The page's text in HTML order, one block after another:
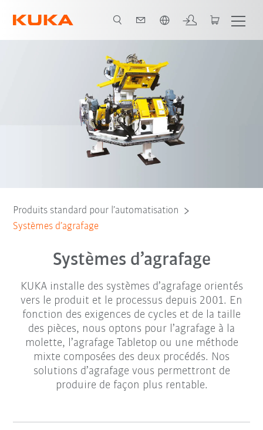
Produits standard pour l’automatisation
Systèmes d’agrafage
Systèmes d’agrafage
KUKA installe des systèmes d’agrafage orientés
vers le produit et le processus depuis 2001. En
fonction des exigences de cycles et de la taille
des pièces, nous optons pour l’agrafage à la
molette, l’agrafage Tabletop ou une méthode
mixte composées des deux procédés. Nos
solutions d’agrafage vous permettront de
produire de façon plus rentable.